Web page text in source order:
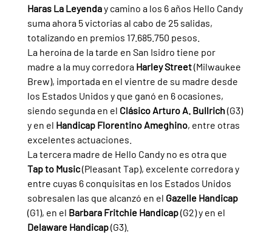
Haras La Leyenda y camino a los 6 años Hello Candy
suma ahora 5 victorias al cabo de 25 salidas,
totalizando en premios 17.685.750 pesos.
La heroína de la tarde en San Isidro tiene por
madre a la muy corredora Harley Street (Milwaukee
Brew), importada en el vientre de su madre desde
los Estados Unidos y que ganó en 6 ocasiones,
siendo segunda en el Clásico Arturo A. Bullrich (G3)
y en el Handicap Florentino Ameghino, entre otras
excelentes actuaciones.
La tercera madre de Hello Candy no es otra que
Tap to Music (Pleasant Tap), excelente corredora y
entre cuyas 6 conquisitas en los Estados Unidos
sobresalen las que alcanzó en el Gazelle Handicap
(G1), en el Barbara Fritchie Handicap (G2) y en el
Delaware Handicap (G3).